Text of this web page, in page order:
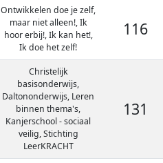
Ontwikkelen doe je zelf,
maar niet alleen!, Ik
hoor erbij!, Ik kan het!,
Ik doe het zelf!
116
Christelijk
basisonderwijs,
Daltononderwijs, Leren
binnen thema's,
Kanjerschool - sociaal
veilig, Stichting
LeerKRACHT
131